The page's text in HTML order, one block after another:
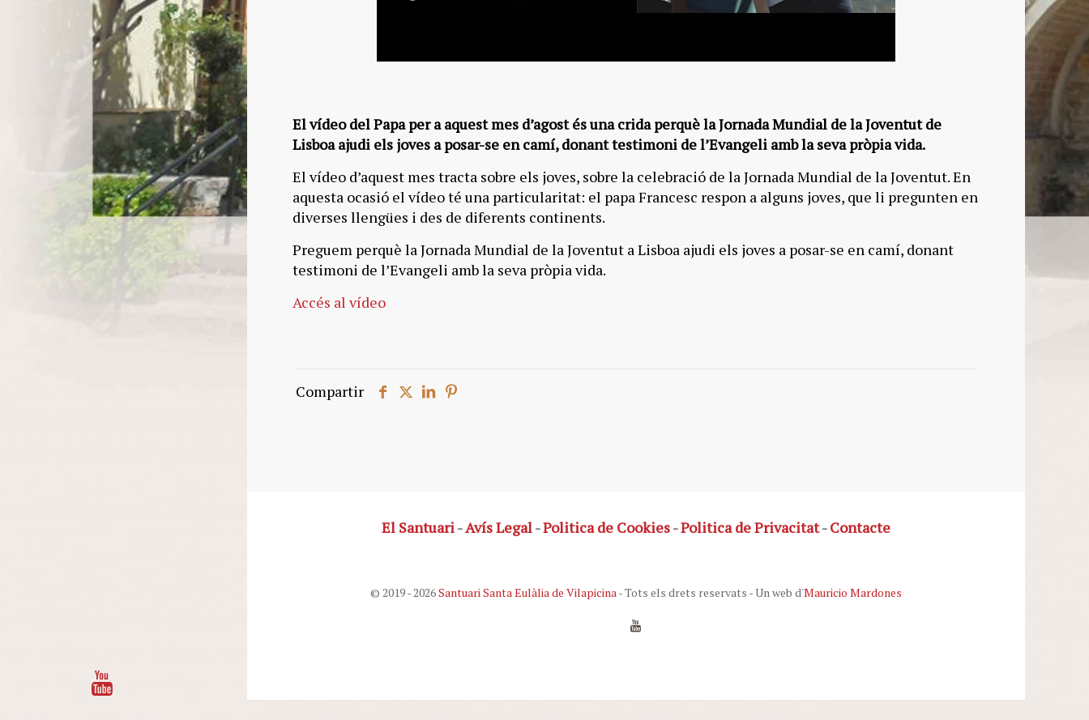
El vídeo del Papa per a aquest mes d’agost és una crida perquè la Jornada Mundial de la Joventut de
Lisboa ajudi els joves a posar-se en camí, donant testimoni de l’Evangeli amb la seva pròpia vida.
El vídeo d’aquest mes tracta sobre els joves, sobre la celebració de la Jornada Mundial de la Joventut. En
aquesta ocasió el vídeo té una particularitat: el papa Francesc respon a alguns joves, que li pregunten en
diverses llengües i des de diferents continents.
Preguem perquè la Jornada Mundial de la Joventut a Lisboa ajudi els joves a posar-se en camí, donant
testimoni de l’Evangeli amb la seva pròpia vida.
Accés al vídeo
Compartir
El Santuari-Avís Legal-Politica de Cookies-Politica de Privacitat-Contacte
© 2019 - 2026Santuari Santa Eulàlia de Vilapicina- Tots els drets reservats - Un web d'Mauricio Mardones